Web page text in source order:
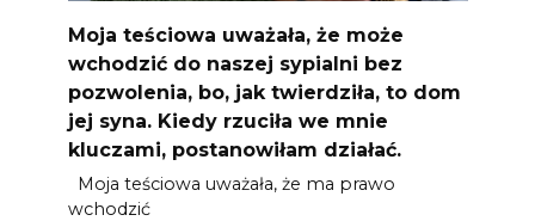
Moja teściowa uważała, że może
wchodzić do naszej sypialni bez
pozwolenia, bo, jak twierdziła, to dom
jej syna. Kiedy rzuciła we mnie
kluczami, postanowiłam działać.
Moja teściowa uważała, że ma prawo
wchodzić